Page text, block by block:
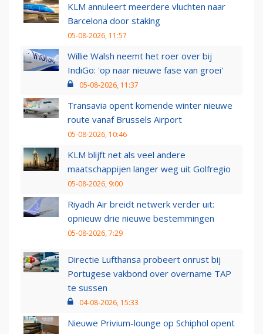
KLM annuleert meerdere vluchten naar
Barcelona door staking
05-08-2026, 11:57
Willie Walsh neemt het roer over bij
IndiGo: 'op naar nieuwe fase van groei'
05-08-2026, 11:37
Transavia opent komende winter nieuwe
route vanaf Brussels Airport
05-08-2026, 10:46
KLM blijft net als veel andere
maatschappijen langer weg uit Golfregio
05-08-2026, 9:00
Riyadh Air breidt netwerk verder uit:
opnieuw drie nieuwe bestemmingen
05-08-2026, 7:29
Directie Lufthansa probeert onrust bij
Portugese vakbond over overname TAP
te sussen
04-08-2026, 15:33
Nieuwe Privium-lounge op Schiphol opent